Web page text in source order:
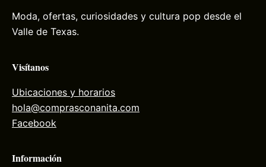
Moda, ofertas, curiosidades y cultura pop desde el
Valle de Texas.
Visítanos
Ubicaciones y horarios
hola@comprasconanita.com
Facebook
Información